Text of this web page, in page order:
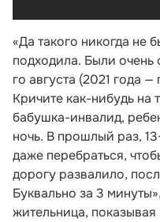
«Да такого никогда не
подходила. Были очень
го августа (2021 года
Кричите как-нибудь на
бабушка-инвалид,
ночь. В прошлый раз,
даже перебраться,
дорогу развалило,
Буквально за 3
жительница,